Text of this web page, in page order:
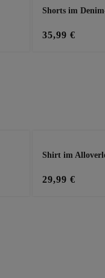
Shorts im
35,99 €
Shirt im
29,99 €